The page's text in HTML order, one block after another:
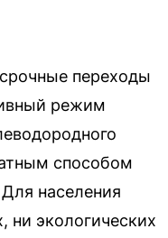
переходы
режим
способом
населения
экологических